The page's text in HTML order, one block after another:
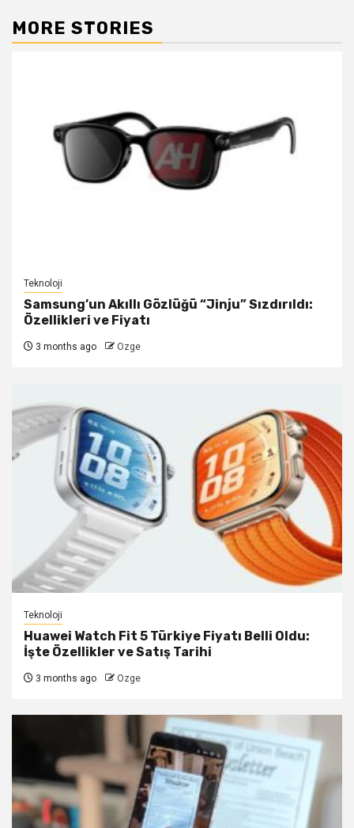
MORE STORIES
Teknoloji
Samsung’un Akıllı Gözlüğü “Jinju” Sızdırıldı:
Özellikleri ve Fiyatı
3 months ago Ozge
Teknoloji
Huawei Watch Fit 5 Türkiye Fiyatı Belli Oldu:
İşte Özellikler ve Satış Tarihi
3 months ago Ozge